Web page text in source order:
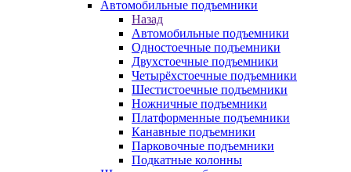
Автомобильные подъемники
Назад
Автомобильные подъемники
Одностоечные подъемники
Двухстоечные подъемники
Четырёхстоечные подъемники
Шестистоечные подъемники
Ножничные подъемники
Платформенные подъемники
Канавные подъемники
Парковочные подъемники
Подкатные колонны